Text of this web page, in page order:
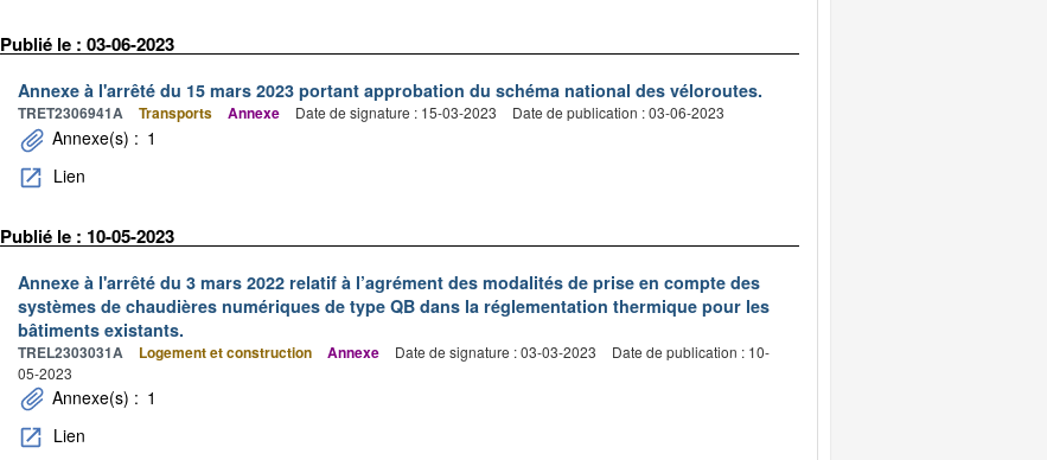
Publié le : 03-06-2023
Annexe à l'arrêté du 15 mars 2023 portant approbation du schéma national des véloroutes.
TRET2306941A Transports Annexe Date de signature : 15-03-2023 Date de publication : 03-06-2023
Annexe(s) : 1
Lien
Publié le : 10-05-2023
Annexe à l'arrêté du 3 mars 2022 relatif à l’agrément des modalités de prise en compte des
systèmes de chaudières numériques de type QB dans la réglementation thermique pour les
bâtiments existants.
TREL2303031A Logement et construction Annexe Date de signature : 03-03-2023
Date de publication : 10-
05-2023
Annexe(s) : 1
Lien